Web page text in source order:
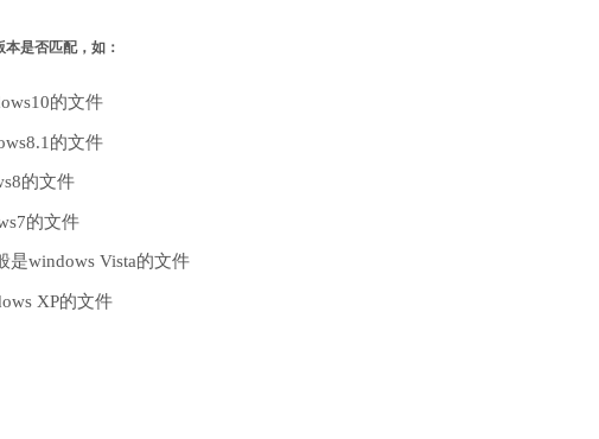
是否匹配，如：
的文件
的文件
的文件
的文件
是windows Vista的文件
XP的文件